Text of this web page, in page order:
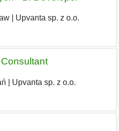
Upvanta sp. z o.o.
Upvanta sp. z o.o.